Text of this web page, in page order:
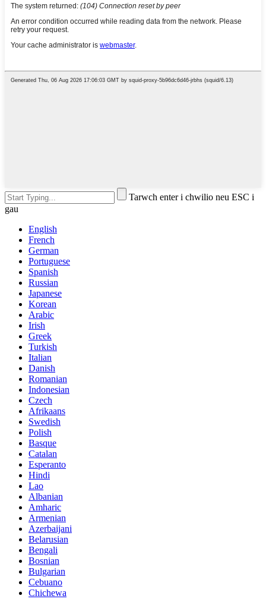
Tarwch enter i chwilio neu ESC i
gau
English
French
German
Portuguese
Spanish
Russian
Japanese
Korean
Arabic
Irish
Greek
Turkish
Italian
Danish
Romanian
Indonesian
Czech
Afrikaans
Swedish
Polish
Basque
Catalan
Esperanto
Hindi
Lao
Albanian
Amharic
Armenian
Azerbaijani
Belarusian
Bengali
Bosnian
Bulgarian
Cebuano
Chichewa